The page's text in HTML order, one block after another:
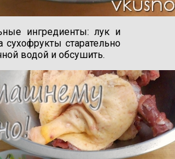
ингредиенты: лук и
сухофрукты старательно
водой и обсушить.